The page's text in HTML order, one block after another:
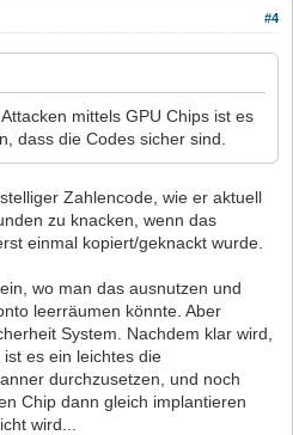
#4
mittels GPU Chips ist es
dass die Codes sicher sind.
Zahlencode, wie er aktuell
zu knacken, wenn das
einmal kopiert/geknackt wurde.
wo man das ausnutzen und
leerräumen könnte. Aber
System. Nachdem klar wird,
es ein leichtes die
durchzusetzen, und noch
Chip dann gleich implantieren
wird...